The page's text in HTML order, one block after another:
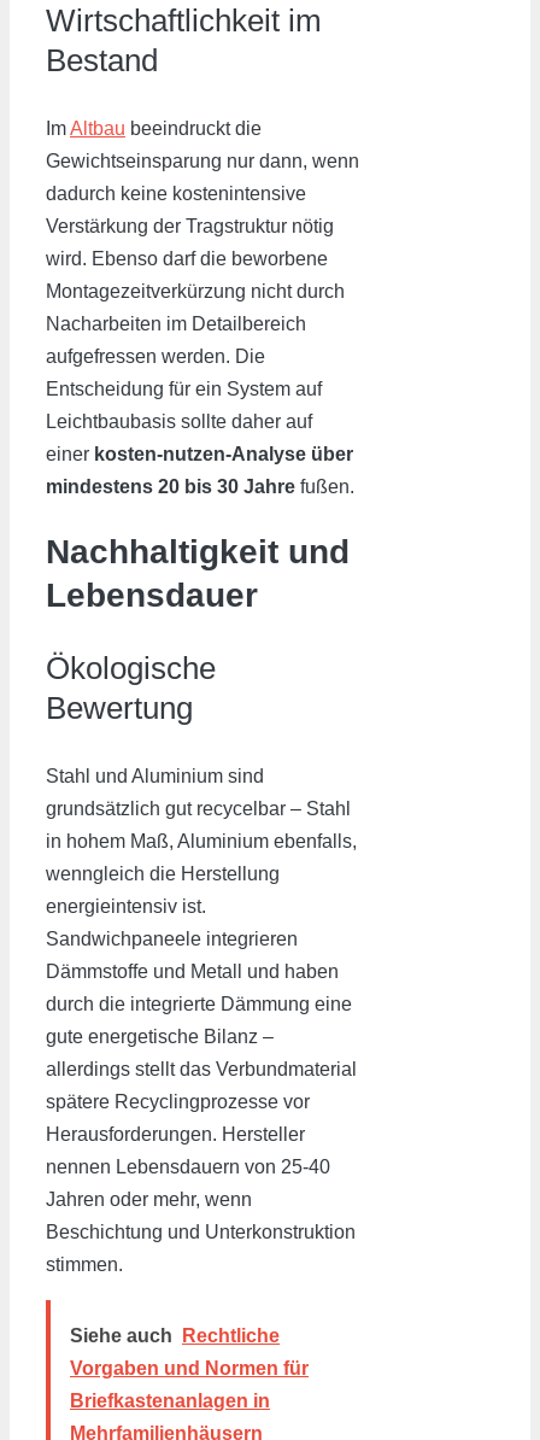
Wirtschaftlichkeit im
Bestand
ImAltbau beeindruckt die
Gewichtseinsparung nur dann, wenn
dadurch keine kostenintensive
Verstärkung der Tragstruktur nötig
wird. Ebenso darf die beworbene
Montagezeitverkürzung nicht durch
Nacharbeiten im Detailbereich
aufgefressen werden. Die
Entscheidung für ein System auf
Leichtbaubasis sollte daher auf
einer kosten-nutzen-Analyse über
mindestens 20 bis 30 Jahre fußen.
Nachhaltigkeit und
Lebensdauer
Ökologische
Bewertung
Stahl und Aluminium sind
grundsätzlich gut recycelbar – Stahl
in hohem Maß, Aluminium ebenfalls,
wenngleich die Herstellung
energieintensiv ist.
Sandwichpaneele integrieren
Dämmstoffe und Metall und haben
durch die integrierte Dämmung eine
gute energetische Bilanz –
allerdings stellt das Verbundmaterial
spätere Recyclingprozesse vor
Herausforderungen. Hersteller
nennen Lebensdauern von 25-40
Jahren oder mehr, wenn
Beschichtung und Unterkonstruktion
stimmen.
Siehe auch
Rechtliche
Vorgaben und Normen für
Briefkastenanlagen in
Mehrfamilienhäusern